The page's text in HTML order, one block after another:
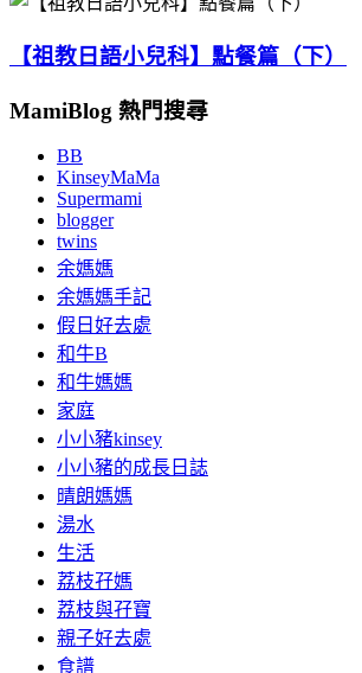
【祖教日語小兒科】點餐篇（下）
MamiBlog 熱門搜尋
BB
KinseyMaMa
Supermami
blogger
twins
余媽媽
余媽媽手記
假日好去處
和牛B
和牛媽媽
家庭
小小豬kinsey
小小豬的成長日誌
晴朗媽媽
湯水
生活
荔枝孖媽
荔枝與孖寶
親子好去處
食譜